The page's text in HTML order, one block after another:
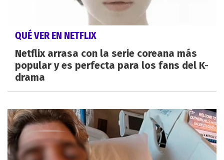
QUÉ VER EN NETFLIX
Netflix arrasa con la serie coreana más
popular y es perfecta para los fans del K-
drama